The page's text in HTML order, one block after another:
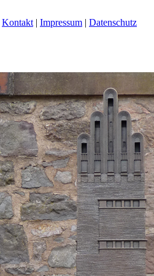
Kontakt | Impressum | Datenschutz